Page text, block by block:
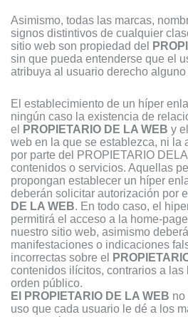
Asimismo, todas las marcas,
signos distintivos de cualquier
sitio web son propiedad del
sin que pueda entenderse que el
atribuya al usuario derecho
El establecimiento de un híper
ningún caso la existencia de
el PROPIETARIO DE LA WEB y
web en la que se establezca, ni la
por parte del PROPIETARIO
contenidos o servicios. Aquellas
propongan establecer un híper
deberán solicitar autorización por
DE LA WEB . En todo caso, el
permitirá el acceso a la home-
nuestro sitio web, asimismo
manifestaciones o indicaciones
incorrectas sobre el
contenidos ilícitos, contrarios a las
orden público.
El PROPIETARIO DE LA WEB no
uso que cada usuario le dé a los